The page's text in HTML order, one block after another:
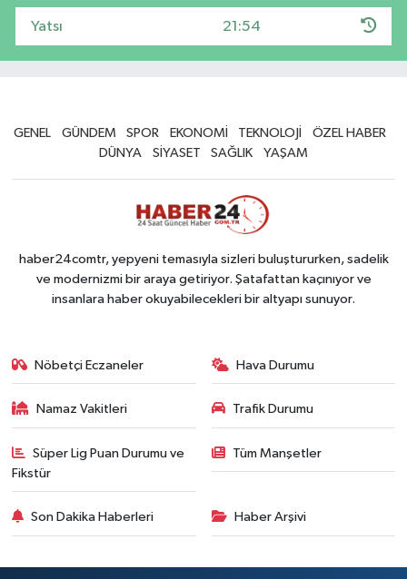
Yatsı 21:54
GENEL GÜNDEM SPOR EKONOMİ TEKNOLOJİ
ÖZEL HABER
DÜNYA
SİYASET SAĞLIK YAŞAM
haber24comtr, yepyeni temasıyla sizleri buluştururken, sadelik
ve modernizmi bir araya getiriyor. Şatafattan kaçınıyor ve
insanlara haber okuyabilecekleri bir altyapı sunuyor.
Nöbetçi Eczaneler Hava Durumu
Namaz Vakitleri Trafik Durumu
Süper Lig Puan Durumu ve
Fikstür
Tüm Manşetler
Son Dakika Haberleri Haber Arşivi